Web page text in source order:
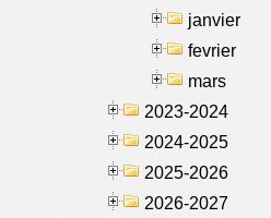
janvier
fevrier
mars
2023-2024
2024-2025
2025-2026
2026-2027